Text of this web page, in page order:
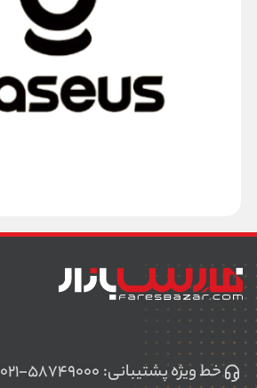
خط ویژه پشتیبانی: ۰۲۱-۵۸۷۴۹۰۰۰